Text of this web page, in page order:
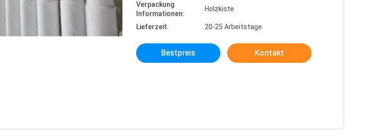
Verpackung
Informationen:
Holzkiste
Lieferzeit: 20-25 Arbeitstage
Bestpreis Kontakt